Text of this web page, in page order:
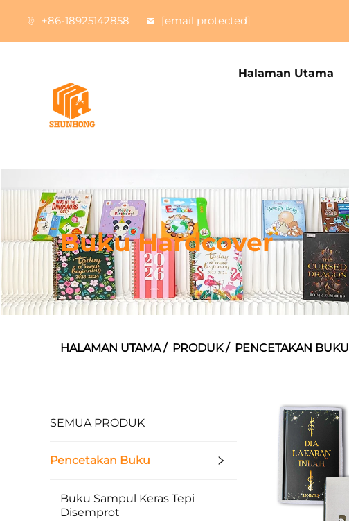
+86-18925142858 [email protected]
Halaman Utama
Buku Hardcover
HALAMAN UTAMA/ PRODUK/ PENCETAKAN BUKU
SEMUA PRODUK
Pencetakan Buku
Buku Sampul Keras Tepi
Disemprot